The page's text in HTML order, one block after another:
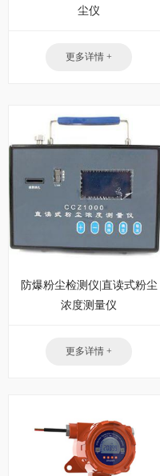
尘仪
更多详情 +
防爆粉尘检测仪|直读式粉尘
浓度测量仪
更多详情 +